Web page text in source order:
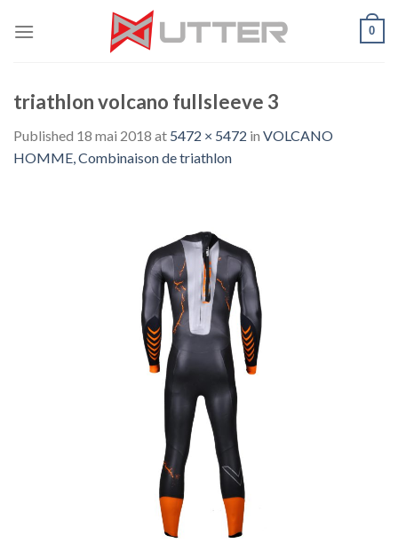
0
triathlon volcano fullsleeve 3
Published 18 mai 2018 at 5472 × 5472 in VOLCANO
HOMME, Combinaison de triathlon